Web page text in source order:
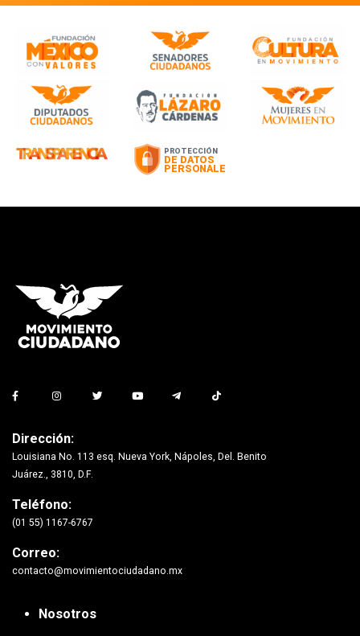
Dirección:
Louisiana No. 113 esq. Nueva York, Nápoles, Del. Benito
Juárez., 3810, D.F.
Teléfono:
(01 55) 1167-6767
Correo:
contacto@movimientociudadano.mx
Nosotros